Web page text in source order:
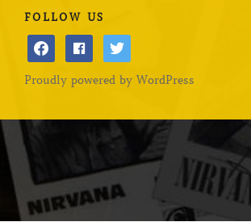
FOLLOW US
facebookfacebooktwitter
Proudly powered by WordPress